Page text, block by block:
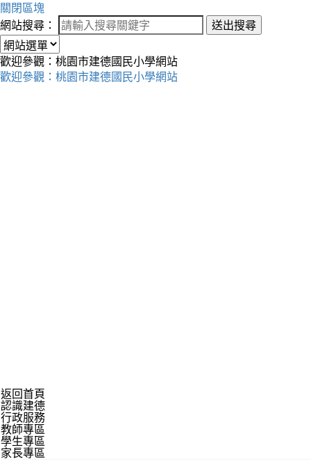
關閉區塊
網站搜尋：
送出搜尋
歡迎參觀：桃園市建德國民小學網站
歡迎參觀：桃園市建德國民小學網站
返回首頁
認識建德
行政服務
教師專區
學生專區
家長專區